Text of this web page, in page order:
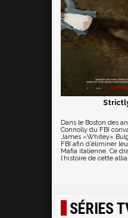
Dans le Boston des
Connolly du FBI
James «Whitey»
FBI afin d’éliminer
Mafia italienne. Ce
l’histoire de cette
SÉRIES